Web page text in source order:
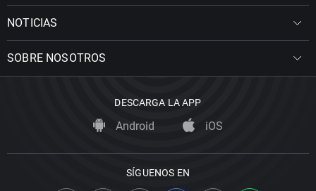
NOTICIAS
SOBRE NOSOTROS
DESCARGA LA APP
Android iOS
SÍGUENOS EN